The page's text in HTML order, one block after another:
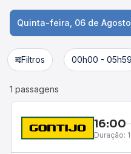
Quinta-feira, 06 de Agosto
Filtros 00h00 - 05h59
1 passagens
16:00
Duração: